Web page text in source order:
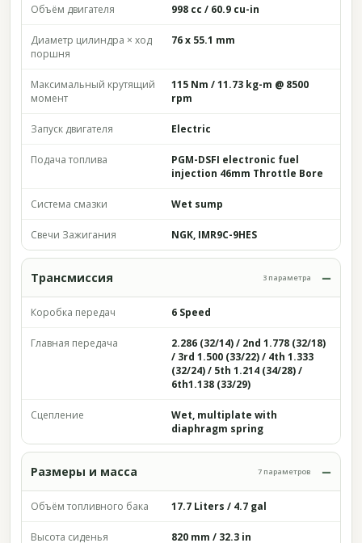
Объём двигателя 998 cc / 60.9 cu-in
Диаметр цилиндра × ход
поршня
76 x 55.1 mm
Максимальный крутящий
момент
115 Nm / 11.73 kg-m @ 8500
rpm
Запуск двигателя Electric
Подача топлива
PGM-DSFI electronic fuel
injection 46mm Throttle Bore
Система смазки Wet sump
Свечи Зажигания NGK, IMR9C-9HES
Трансмиссия 3 параметра
Коробка передач 6 Speed
Главная передача
2.286 (32/14) / 2nd 1.778 (32/18)
/ 3rd 1.500 (33/22) / 4th 1.333
(32/24) / 5th 1.214 (34/28) /
6th1.138 (33/29)
Сцепление
Wet, multiplate with
diaphragm spring
Размеры и масса 7 параметров
Объём топливного бака 17.7 Liters / 4.7 gal
Высота сиденья 820 mm / 32.3 in